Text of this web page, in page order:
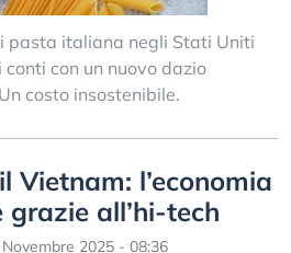
pasta italiana negli Stati Uniti
con un nuovo dazio
costo insostenibile.
Vietnam: l’economia
grazie all’hi-tech
2025 - 08:36